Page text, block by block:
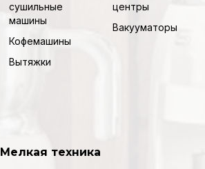
сушильные
машины
Кофемашины
Вытяжки
центры
Вакууматоры
Мелкая техника